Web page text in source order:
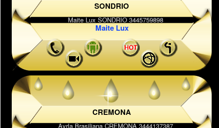
SONDRIO
Maite Lux
CREMONA